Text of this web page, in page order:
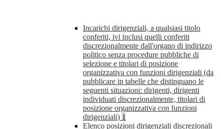
Incarichi dirigenziali, a qualsiasi titolo
conferiti, ivi inclusi quelli conferiti
discrezionalmente dall'organo di indirizzo
politico senza procedure pubbliche di
selezione e titolari di posizione
organizzativa con funzioni dirigenziali (da
pubblicare in tabelle che distinguano le
seguenti situazioni: dirigenti, dirigenti
individuati discrezionalmente, titolari di
posizione organizzativa con funzioni
dirigenziali) 1
Elenco posizioni dirigenziali discrezionali